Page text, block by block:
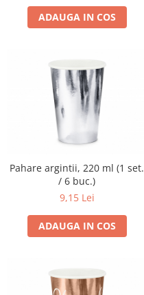
ADAUGA IN COS
Pahare argintii, 220 ml (1 set.
/ 6 buc.)
9,15 Lei
ADAUGA IN COS